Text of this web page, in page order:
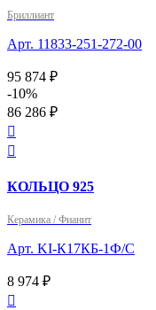
Бриллиант
Арт. 11833-251-272-00
95 874 ₽
-10%
86 286 ₽


КОЛЬЦО 925
Керамика / Фианит
Арт. KI-К17КБ-1Ф/С
8 974 ₽
